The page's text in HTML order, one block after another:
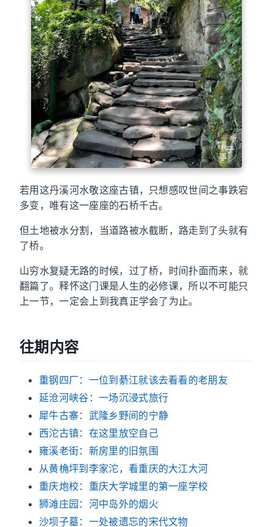
若用这丹溪河水敬这座古镇，只想感叹世间之事跌宕
多变，唯有这一座座的石桥千古。
但土地被水分割，当道路被水截断，路走到了头就有
了桥。
山穷水复疑无路的时候，过了桥，时间扑面而来，就
翻篇了。释怀这门课是人生的必修课，所以不可能只
上一节，一定会上到我真正学会了为止。
往期内容
重钢四厂：一位到綦江就该去看看的老朋友
延沧河峡谷：一场沉浸式旅行
犀牛古寨：武隆乡野间的宁静
西沱古镇：在这里放空自己
雍溪老街：新房里的旧氛围
从黄桷坪到李家沱，看重庆的大江大河
重庆炮校：重庆大学城里的第一座学校
狮滩庄园：河中岛外的烟火
沙坝子墓：一处被遗忘的宋代文物